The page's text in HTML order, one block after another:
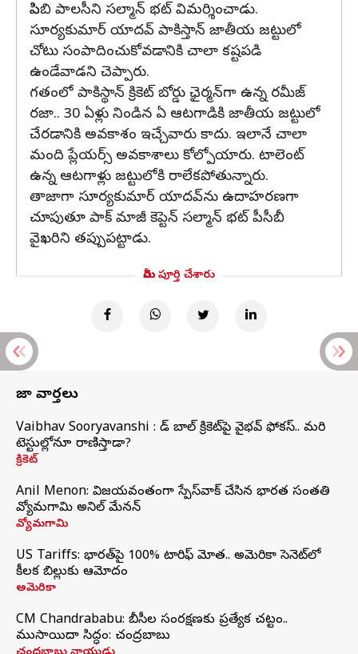
పిసిబి పాలసీని సల్మాన్ భట్ విమర్శించాడు.
సూర్యకుమార్ యాదవ్ పాకిస్తాన్ జాతీయ జట్టులో
చోటు సంపాదించుకోవడానికి చాలా కష్టపడి
ఉండేవాడని చెప్పారు.
గతంలో పాకిస్థాన్‌ క్రికెట్‌ బోర్డు ఛైర్మన్‌గా ఉన్న రమీజ్‌
రజా.. 30 ఏళ్లు నిండిన ఏ ఆటగాడికి జాతీయ జట్టులో
చేరడానికి అవకాశం ఇచ్చేవారు కాదు. ఇలానే చాలా
మంది ప్లేయర్స్ అవకాశాలు కోల్పోయారు. టాలెంట్
ఉన్న ఆటగాళ్లు జట్టులోకి రాలేకపోతున్నారు.
తాజాగా సూర్యకుమార్‌ యాదవ్‌ను ఉదాహరణగా
చూపుతూ పాక్‌ మాజీ కెప్టెన్‌ సల్మాన్ భట్‌ పీసీబీ
వైఖరిని తప్పుపట్టాడు.
మీరు పూర్తి చేశారు
తాజా వార్తలు
Vaibhav Sooryavanshi : రెడ్ బాల్ క్రికెట్‌పై వైభవ్ ఫోకస్.. మరి
టెస్టుల్లోనూ రాణిస్తాడా?
క్రికెట్
Anil Menon: విజయవంతంగా స్పేస్‌వాక్‌ చేసిన భారత సంతతి
వ్యోమగామి అనిల్‌ మేనన్
వ్యోమగామి
US Tariffs: భారత్‌పై 100% టారిఫ్‌ మోత.. అమెరికా సెనెట్‌లో
కీలక బిల్లుకు ఆమోదం
అమెరికా
CM Chandrababu: బీసీల సంరక్షణకు ప్రత్యేక చట్టం..
ముసాయిదా సిద్ధం: చంద్రబాబు